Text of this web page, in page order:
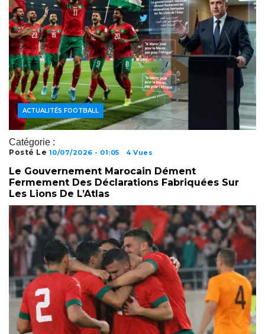
Catégorie :
ACTUALITÉS FOOTBALL
Posté Le 10/07/2026 - 01:05 4 Vues
Le Gouvernement Marocain Dément
Fermement Des Déclarations Fabriquées Sur
Les Lions De L’Atlas